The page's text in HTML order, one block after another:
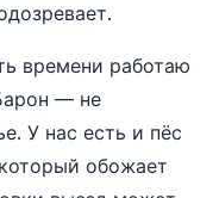
времени работаю
— не
У нас есть и пёс
обожает